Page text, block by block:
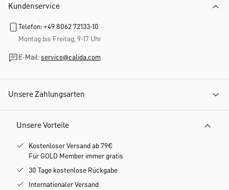
Kundenservice
Telefon: +49 8062 72133-10
Montag bis Freitag, 9-17 Uhr
E-Mail: service@calida.com
Unsere Zahlungsarten
Unsere Vorteile
Kostenloser Versand ab 79€
Für GOLD Member immer gratis
30 Tage kostenlose Rückgabe
Internationaler Versand